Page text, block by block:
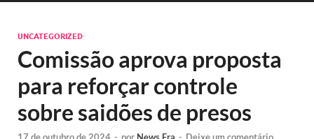
UNCATEGORIZED
Comissão aprova proposta
para reforçar controle
sobre saidões de presos